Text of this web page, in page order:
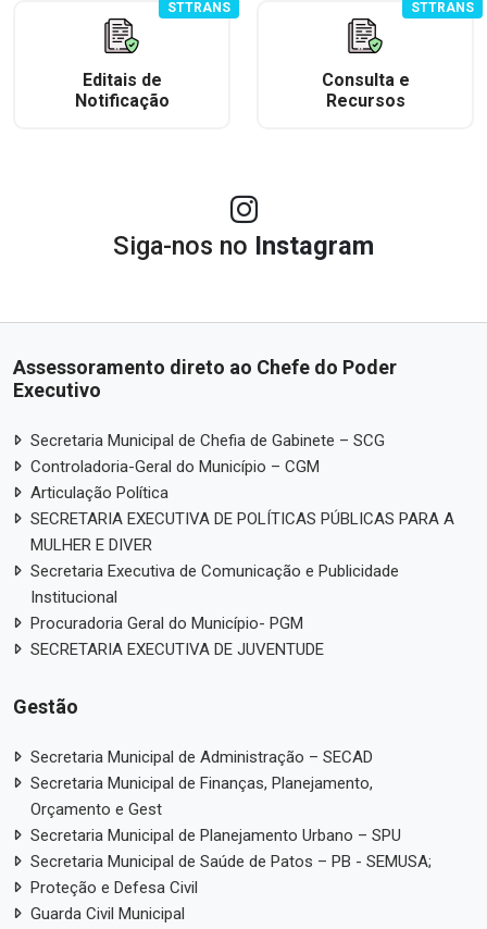
Editais de
Notificação
STTRANS
Consulta e
Recursos
STTRANS
Siga-nos no Instagram
Assessoramento direto ao Chefe do Poder
Executivo
Secretaria Municipal de Chefia de Gabinete – SCG
Controladoria-Geral do Município – CGM
Articulação Política
SECRETARIA EXECUTIVA DE POLÍTICAS PÚBLICAS PARA A
MULHER E DIVER
Secretaria Executiva de Comunicação e Publicidade
Institucional
Procuradoria Geral do Município- PGM
SECRETARIA EXECUTIVA DE JUVENTUDE
Gestão
Secretaria Municipal de Administração – SECAD
Secretaria Municipal de Finanças, Planejamento,
Orçamento e Gest
Secretaria Municipal de Planejamento Urbano – SPU
Secretaria Municipal de Saúde de Patos – PB - SEMUSA;
Proteção e Defesa Civil
Guarda Civil Municipal